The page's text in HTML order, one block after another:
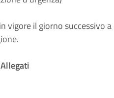
vigore il giorno successivo
Allegati